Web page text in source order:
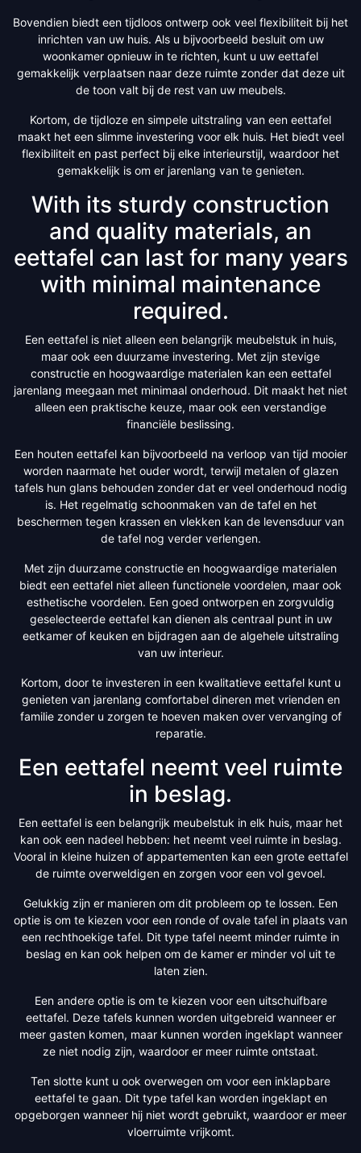
Bovendien biedt een tijdloos ontwerp ook veel flexibiliteit bij het
inrichten van uw huis. Als u bijvoorbeeld besluit om uw
woonkamer opnieuw in te richten, kunt u uw eettafel
gemakkelijk verplaatsen naar deze ruimte zonder dat deze uit
de toon valt bij de rest van uw meubels.
Kortom, de tijdloze en simpele uitstraling van een eettafel
maakt het een slimme investering voor elk huis. Het biedt veel
flexibiliteit en past perfect bij elke interieurstijl, waardoor het
gemakkelijk is om er jarenlang van te genieten.
With its sturdy construction
and quality materials, an
eettafel can last for many years
with minimal maintenance
required.
Een eettafel is niet alleen een belangrijk meubelstuk in huis,
maar ook een duurzame investering. Met zijn stevige
constructie en hoogwaardige materialen kan een eettafel
jarenlang meegaan met minimaal onderhoud. Dit maakt het niet
alleen een praktische keuze, maar ook een verstandige
financiële beslissing.
Een houten eettafel kan bijvoorbeeld na verloop van tijd mooier
worden naarmate het ouder wordt, terwijl metalen of glazen
tafels hun glans behouden zonder dat er veel onderhoud nodig
is. Het regelmatig schoonmaken van de tafel en het
beschermen tegen krassen en vlekken kan de levensduur van
de tafel nog verder verlengen.
Met zijn duurzame constructie en hoogwaardige materialen
biedt een eettafel niet alleen functionele voordelen, maar ook
esthetische voordelen. Een goed ontworpen en zorgvuldig
geselecteerde eettafel kan dienen als centraal punt in uw
eetkamer of keuken en bijdragen aan de algehele uitstraling
van uw interieur.
Kortom, door te investeren in een kwalitatieve eettafel kunt u
genieten van jarenlang comfortabel dineren met vrienden en
familie zonder u zorgen te hoeven maken over vervanging of
reparatie.
Een eettafel neemt veel ruimte
in beslag.
Een eettafel is een belangrijk meubelstuk in elk huis, maar het
kan ook een nadeel hebben: het neemt veel ruimte in beslag.
Vooral in kleine huizen of appartementen kan een grote eettafel
de ruimte overweldigen en zorgen voor een vol gevoel.
Gelukkig zijn er manieren om dit probleem op te lossen. Een
optie is om te kiezen voor een ronde of ovale tafel in plaats van
een rechthoekige tafel. Dit type tafel neemt minder ruimte in
beslag en kan ook helpen om de kamer er minder vol uit te
laten zien.
Een andere optie is om te kiezen voor een uitschuifbare
eettafel. Deze tafels kunnen worden uitgebreid wanneer er
meer gasten komen, maar kunnen worden ingeklapt wanneer
ze niet nodig zijn, waardoor er meer ruimte ontstaat.
Ten slotte kunt u ook overwegen om voor een inklapbare
eettafel te gaan. Dit type tafel kan worden ingeklapt en
opgeborgen wanneer hij niet wordt gebruikt, waardoor er meer
vloerruimte vrijkomt.